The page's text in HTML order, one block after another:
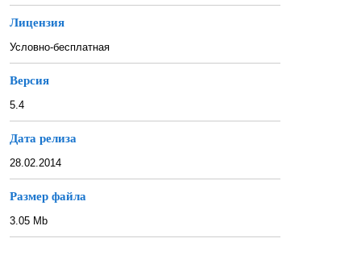
Лицензия
Условно-бесплатная
Версия
5.4
Дата релиза
28.02.2014
Размер файла
3.05 Mb